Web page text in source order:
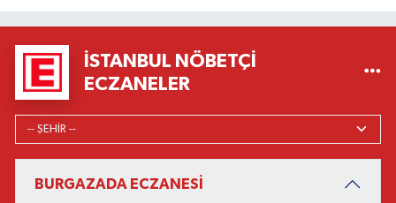
İSTANBUL NÖBETÇI
ECZANELER
BURGAZADA ECZANESİ